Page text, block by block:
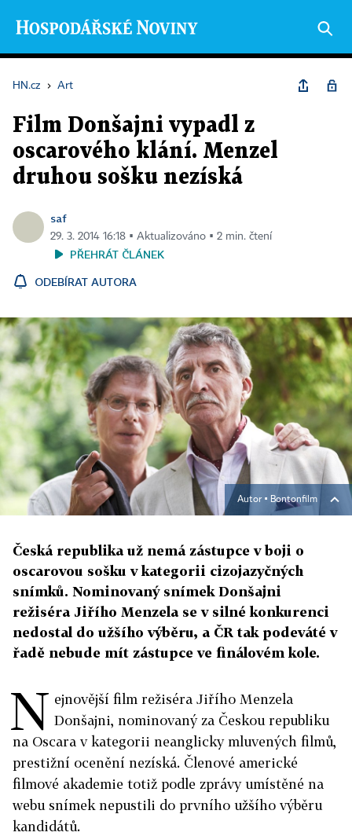
HN.cz › Art
Film Donšajni vypadl z
oscarového klání. Menzel
druhou sošku nezíská
saf
29. 3. 2014 16:18 ▪ Aktualizováno ▪ 2 min. čtení
PŘEHRÁT ČLÁNEK
ODEBÍRAT AUTORA
Autor ▪ Bontonfilm
Česká republika už nemá zástupce v boji o
oscarovou sošku v kategorii cizojazyčných
snímků. Nominovaný snímek Donšajni
režiséra Jiřího Menzela se v silné konkurenci
nedostal do užšího výběru, a ČR tak podeváté v
řadě nebude mít zástupce ve finálovém kole.
N ejnovější film režiséra Jiřího Menzela
Donšajni, nominovaný za Českou republiku
na Oscara v kategorii neanglicky mluvených filmů,
prestižní ocenění nezíská. Členové americké
filmové akademie totiž podle zprávy umístěné na
webu snímek nepustili do prvního užšího výběru
kandidátů.